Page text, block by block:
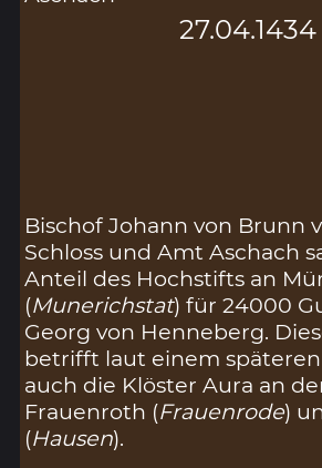
27.04.1434
Bischof Johann von Brunn
Schloss und Amt Aschach
Anteil des Hochstifts an
(Munerichstat) für 24000
Georg von Henneberg.
betrifft laut einem
auch die Klöster Aura an
Frauenroth (Frauenrode)
(Hausen).